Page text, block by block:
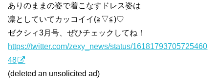
ありのままの姿で着こなすドレス姿は
凛としていてカッコイイ(≧▽≦)♡
ゼクシィ3月号、ぜひチェックしてね！
https://twitter.com/zexy_news/status/16181793705725460
48
(deleted an unsolicited ad)